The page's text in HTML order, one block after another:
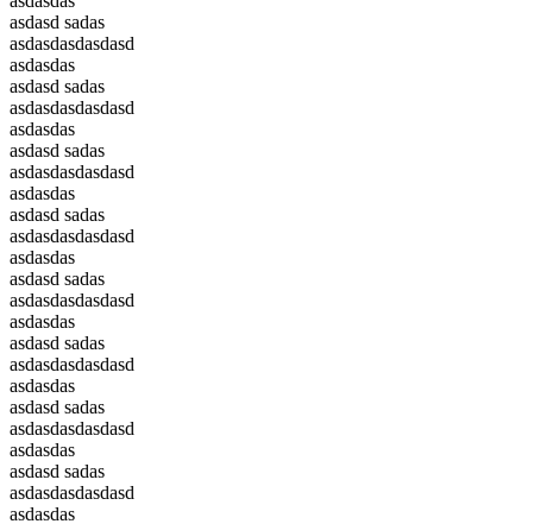
asdasd sadas
asdasdasdasdasd
asdasdas
asdasd sadas
asdasdasdasdasd
asdasdas
asdasd sadas
asdasdasdasdasd
asdasdas
asdasd sadas
asdasdasdasdasd
asdasdas
asdasd sadas
asdasdasdasdasd
asdasdas
asdasd sadas
asdasdasdasdasd
asdasdas
asdasd sadas
asdasdasdasdasd
asdasdas
asdasd sadas
asdasdasdasdasd
asdasdas